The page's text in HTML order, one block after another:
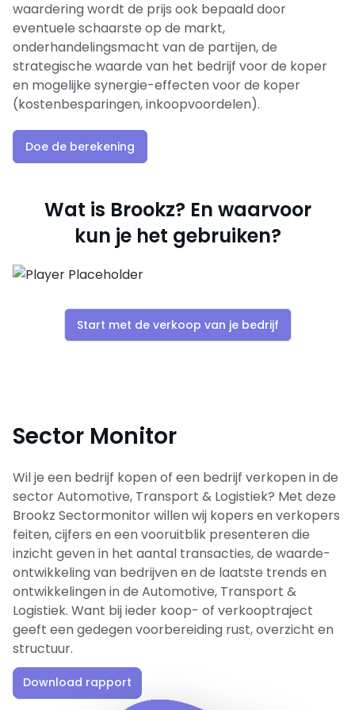
waardering wordt de prijs ook bepaald door
eventuele schaarste op de markt,
onderhandelingsmacht van de partijen, de
strategische waarde van het bedrijf voor de koper
en mogelijke synergie-effecten voor de koper
(kostenbesparingen, inkoopvoordelen).
Doe de berekening
Wat is Brookz? En waarvoor
kun je het gebruiken?
Start met de verkoop van je bedrijf
Sector Monitor
Wil je een bedrijf kopen of een bedrijf verkopen in de
sector Automotive, Transport & Logistiek? Met deze
Brookz Sectormonitor willen wij kopers en verkopers
feiten, cijfers en een vooruitblik presenteren die
inzicht geven in het aantal transacties, de waarde-
ontwikkeling van bedrijven en de laatste trends en
ontwikkelingen in de Automotive, Transport &
Logistiek. Want bij ieder koop- of verkooptraject
geeft een gedegen voorbereiding rust, overzicht en
structuur.
Download rapport